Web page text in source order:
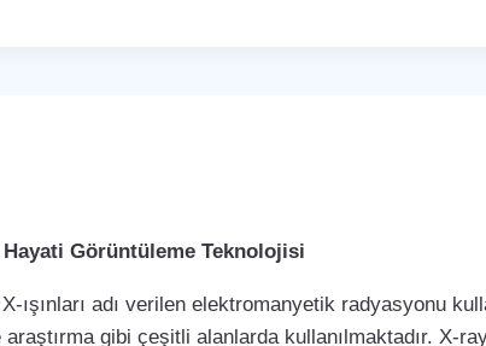
Görüntüleme Teknolojisi
ışınları adı verilen elektromanyetik radyasyonu
gibi çeşitli alanlarda kullanılmaktadır. X-